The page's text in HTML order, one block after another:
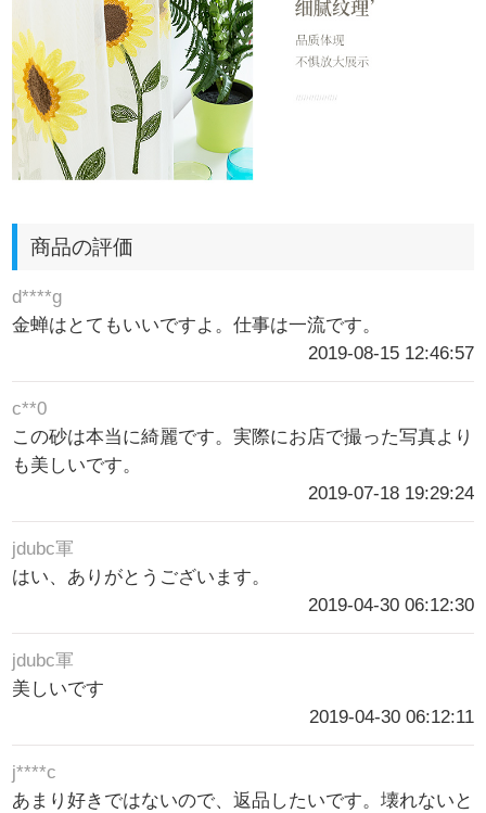
商品の評価
d****g
金蝉はとてもいいですよ。仕事は一流です。
2019-08-15 12:46:57
c**0
この砂は本当に綺麗です。実際にお店で撮った写真より
も美しいです。
2019-07-18 19:29:24
jdubc軍
はい、ありがとうございます。
2019-04-30 06:12:30
jdubc軍
美しいです
2019-04-30 06:12:11
j****c
あまり好きではないので、返品したいです。壊れないと